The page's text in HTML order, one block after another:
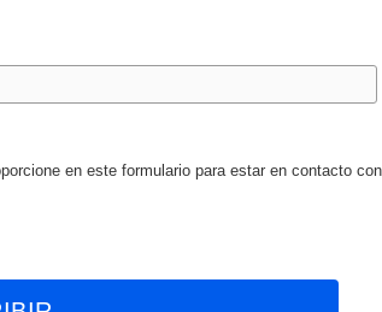
en este formulario para estar en contacto